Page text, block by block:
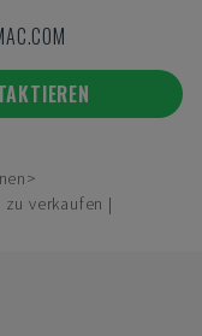
zu verkaufen |